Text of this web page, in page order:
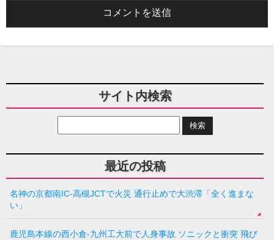
サイト内検索
最近の投稿
名神の京都南IC-高槻JCTで火災 通行止めで大渋滞「全く進まな
い」
鹿児島本線の西小倉-九州工大前で人身事故 ソニックと衝突 飛び